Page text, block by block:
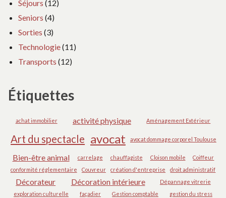
Séjours (12)
Seniors (4)
Sorties (3)
Technologie(11)
Transports (12)
Étiquettes
achat immobilier activité physique Aménagement Extérieur
Art du spectacle avocat avocat dommage corporel Toulouse
Bien-être animal carrelage chauffagiste Cloison mobile
Coiffeur
conformité réglementaire
Couvreur création d'entreprise droit administratif
Décorateur Décoration intérieure
Dépannage vitrerie
exploration culturelle
façadier Gestion comptable gestion du stress